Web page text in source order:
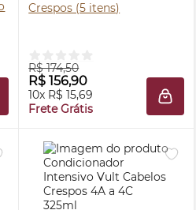
À SACOLA
Crespos (5 itens)
R$ 174,50
R$ 156,90
10x R$ 15,69
Frete Grátis